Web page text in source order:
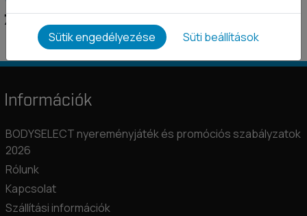
7 990 Ft
13 923 Ft 15 470 Ft
Információk
BODYSELECT nyereményjáték és promóciós szabályzatok
2026
Rólunk
Kapcsolat
Szállítási információk
Sütik engedélyezése Süti beállítások